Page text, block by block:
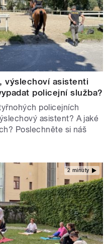
výslechoví asistenti
policejní služba?
policejních
asistent? A jaké
Poslechněte si náš
2 minuty